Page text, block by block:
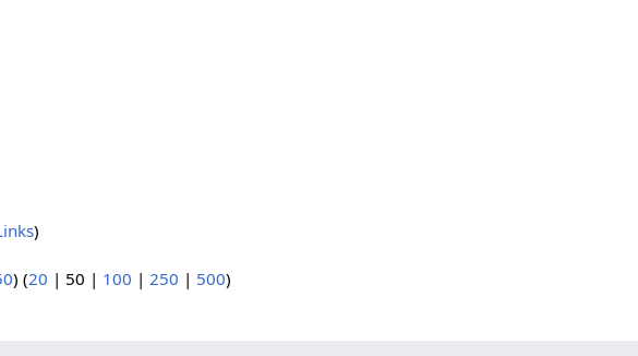
)
) (20 | 50 | 100 |250 | 500)